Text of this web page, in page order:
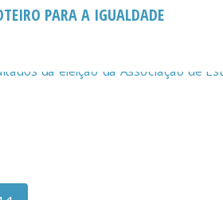
PARA A IGUALDADE